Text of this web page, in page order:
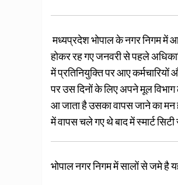
मध्यप्रदेश भोपाल के नगर निगम में
होकर रह गए जनवरी से पहले
में प्रतिनियुक्ति पर आए
पर उस दिनों के लिए अपने मूल
आ जाता है उसका वापस जाने का मन
में वापस चले गए थे बाद में स्मार्ट
भोपाल नगर निगम में सालों से जमे है